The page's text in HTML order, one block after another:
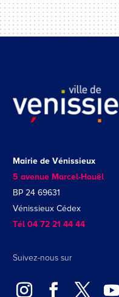
Mairie de Vénissieux
5 avenue Marcel-Houël
BP 24 69631
Vénissieux Cédex
Tél 04 72 21 44 44
Suivez-nous sur